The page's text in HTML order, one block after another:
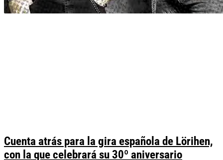
Cuenta atrás para la gira española de Lörihen,
con la que celebrará su 30º aniversario